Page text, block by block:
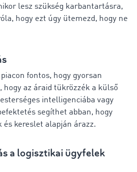
lesz szükség karbantartásra,
hogy ezt úgy ütemezd, hogy ne
fontos, hogy gyorsan
hogy az áraid tükrözzék a külső
intelligenciába vagy
segíthet abban, hogy
kereslet alapján árazz.
a logisztikai ügyfelek